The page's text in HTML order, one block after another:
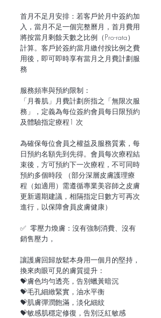
首月不足月安排：若客戶於月中簽約加
入，當月不足一個完整曆月，首月費用
將按當月剩餘天數之比例（Pro-rata）
計算。客戶於簽約當月繳付按比例之費
用後，即可即時享有當月之月費計劃服
務
服務頻率與預約限制：
「月養肌」月費計劃所指之「無限次服
務」，定義為每位簽約會員每日限預約
及體驗指定療程1 次
為確保每位會員之權益及服務質素，每
日預約名額先到先得。會員每次療程結
束後，方可預約下一次療程，不可同時
預約多個時段 （部分深層皮膚護理療
程（如適用）需遵循專業美容師之皮膚
更新週期建議，相隔指定日數方可再次
進行，以保障會員皮膚健康）
✅ 零壓力煥膚：沒有強制消費、沒有
銷售壓力，
讓護膚回歸放鬆本身用一個月的堅持，
換來肉眼可見的膚質提升：
💝膚色均勻透亮，告別蠟黃暗沉
💝毛孔細緻緊實，油水平衡
💝肌膚彈潤飽滿，淡化細紋
💝敏感肌穩定修復，告別泛紅敏感